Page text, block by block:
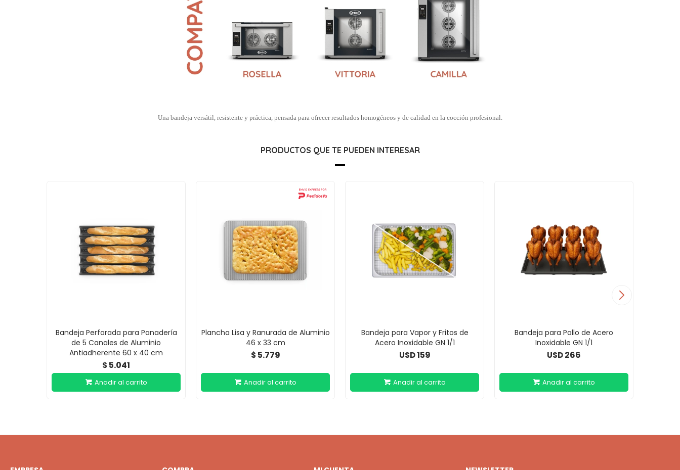
Una bandeja versátil, resistente y práctica, pensada para ofrecer resultados homogéneos y de calidad en la cocción profesional.
PRODUCTOS QUE TE PUEDEN INTERESAR
Bandeja Perforada para Panadería
de 5 Canales de Aluminio
Antiadherente 60 x 40 cm
$ 5.041
Plancha Lisa y Ranurada de Aluminio
46 x 33 cm
$ 5.779
Bandeja para Vapor y Fritos de
Acero Inoxidable GN 1/1
USD159
Bandeja para Pollo de Acero
Inoxidable GN 1/1
USD266